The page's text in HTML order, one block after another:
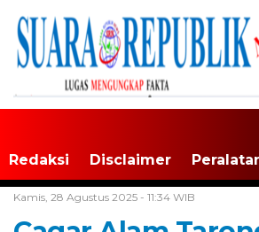
Redaksi Disclaimer
Kamis, 28 Agustus 2025 - 11:34 WIB